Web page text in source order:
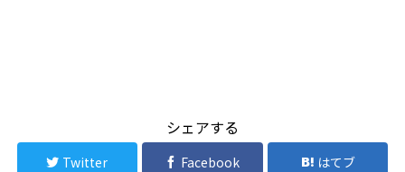
シェアする
Twitter Facebook はてブ